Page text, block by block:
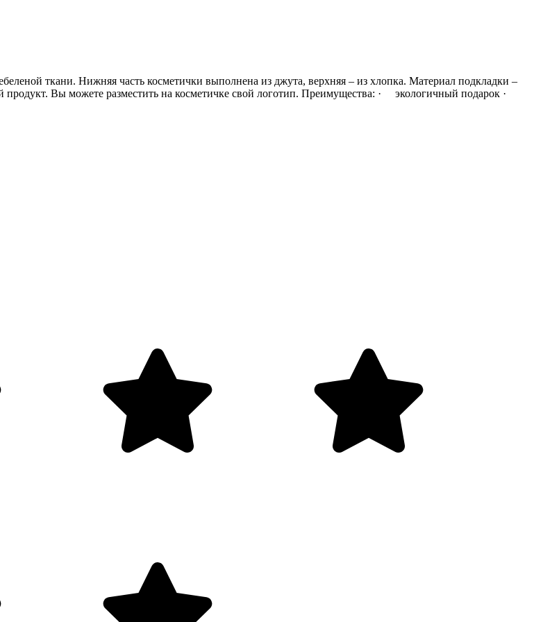
ткани. Нижняя часть косметички выполнена из джута, верхняя – из хлопка. Материал подкладки –
продукт. Вы можете разместить на косметичке свой логотип. Преимущества: · экологичный подарок ·